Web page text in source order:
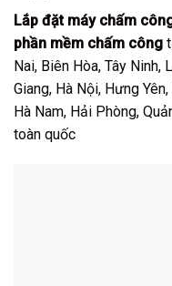
Lắp đặt máy chấm
phần mềm chấm công
Nai, Biên Hòa, Tây Ninh,
Giang, Hà Nội, Hưng
Hà Nam, Hải Phòng,
toàn quốc